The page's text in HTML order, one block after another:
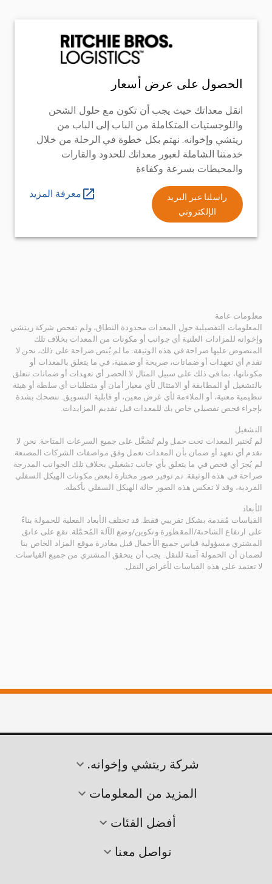
الحصول على عرض أسعار
انقل معداتك حيث يجب أن تكون مع حلول الشحن
واللوجستيات المتكاملة من الباب إلى الباب من
ريتشي وإخوانه. نهتم بكل خطوة في الرحلة من خلال
خدمتنا الشاملة لعبور معداتك للحدود والقارات
والمحيطات بسرعة وكفاءة
راسلنا عبر البريد
الإلكتروني
معرفة المزيد
معلومات عامة
المعلومات التفصيلية حول المعدات محدودة النطاق، ولم تفحص شركة ريتشي
وإخوانه للمزادات العلنية أي جوانب أو مكونات من المعدات بخلاف تلك
المنصوص عليها صراحة في هذه الوثيقة. ما لم يُنص صراحة على ذلك، نحن لا
نقدم أي تعهدات أو ضمانات، صريحة أو ضمنية، في ما يتعلق بالمعدات أو
مكوناتها، بما في ذلك على سبيل المثال لا الحصر أي تعهدات أو ضمانات تتعلق
بالتشغيل أو المطابقة أو الامتثال لأي معيار أمان أو متطلبات أي سلطة أو هيئة
تنظيمية معنية، أو الملاءمة لأي غرض معين، أو قابلية التسويق. ننصحك بشدة
بإجراء فحص تفصيلي خاص بك للمعدات قبل تقديم المزايدات.
التشغيل
لم تُختبر المعدات تحت حمل ولم تُشغَّل على جميع السرعات المتاحة. نحن لا
نقدم أي تعهد أو ضمان بأن المعدات تعمل وفق مواصفات الشركات المصنعة.
لم يُجرَ أي فحص في ما يتعلق بأي جانب تشغيلي بخلاف تلك الجوانب المدرجة
صراحة في هذه الوثيقة. تم توفير صور مختارة لبعض مكونات الهيكل السفلي
الفردية، وقد لا تعكس هذه الصور حالة الهيكل السفلي بأكمله.
الأبعاد
القياسات مُقدمة بشكل تقريبي فقط. قد تختلف الأبعاد الفعلية للحمولة بناءً
على ارتفاع الشاحنة/المقطورة وتكوين/وضع الآلة المُحمَّلة. تقع على عاتق
المشتري مسؤولية قياس جميع الأحمال قبل مغادرة موقع المزاد الخاص بنا
لضمان أن الحمولة آمنة للنقل. يجب أن يتحقق المشتري من جميع القياسات.
لا تعتمد على هذه القياسات لأغراض النقل.
شركة ريتشي وإخوانه.
المزيد من المعلومات
أفضل الفئات
تواصل معنا